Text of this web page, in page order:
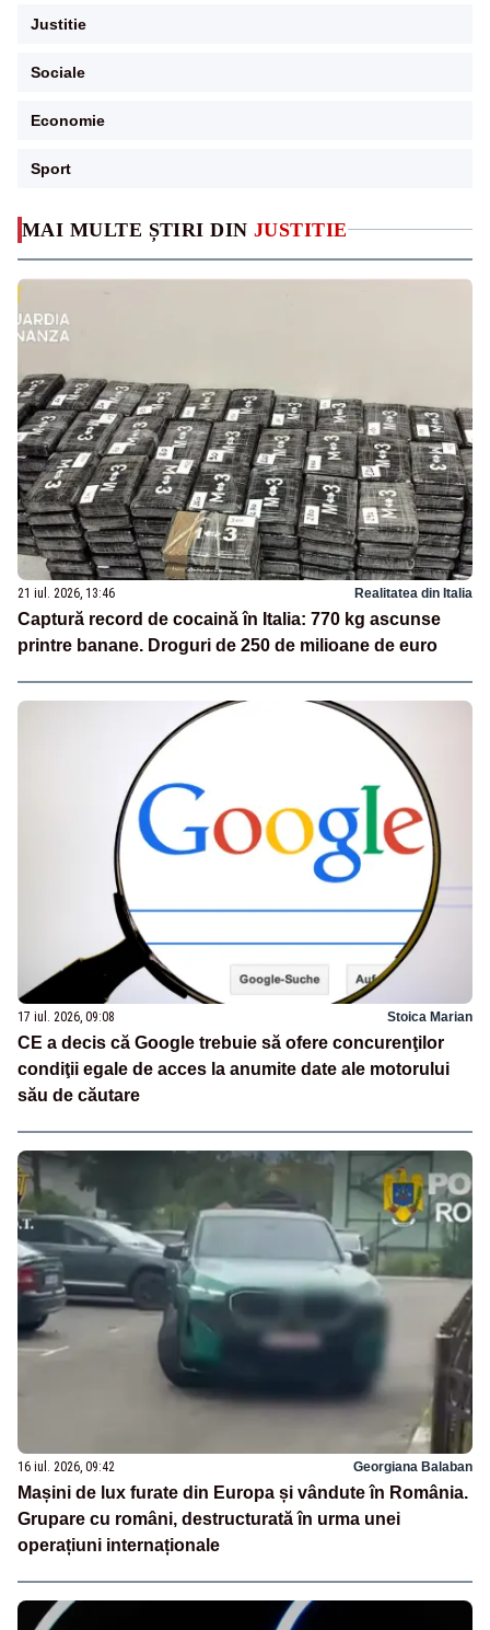
MAI MULTE ȘTIRI DIN JUSTITIE
21 iul. 2026, 13:46 Realitatea din Italia
Captură record de cocaină în Italia: 770 kg ascunse
printre banane. Droguri de 250 de milioane de euro
17 iul. 2026, 09:08 Stoica Marian
CE a decis că Google trebuie să ofere concurenţilor
condiţii egale de acces la anumite date ale motorului
său de căutare
16 iul. 2026, 09:42 Georgiana Balaban
Mașini de lux furate din Europa și vândute în România.
Grupare cu români, destructurată în urma unei
operațiuni internaționale
Justitie
Sociale
Economie
Sport